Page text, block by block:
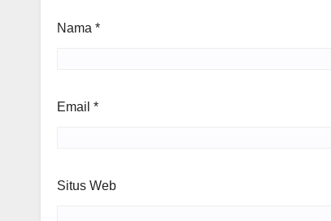
Nama *
Email *
Situs Web